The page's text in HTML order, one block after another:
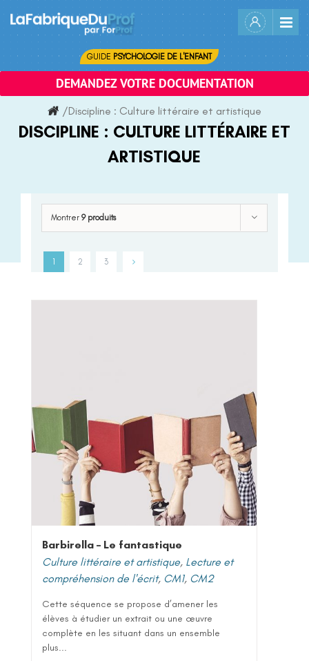
content
GUIDE PSYCHOLOGIE DE L'ENFANT
DEMANDEZ VOTRE DOCUMENTATION
/Discipline : Culture littéraire et artistique
DISCIPLINE : CULTURE LITTÉRAIRE ET
ARTISTIQUE
Montrer 9 produits
1 2 3
Barbirella – Le fantastique
Culture littéraire et artistique, Lecture et
compréhension de l'écrit, CM1, CM2
Cette séquence se propose d’amener les
élèves à étudier un extrait ou une œuvre
complète en les situant dans un ensemble
plus...